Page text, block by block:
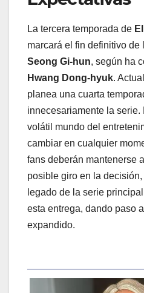
La tercera temporada de
marcará el fin definitivo
Seong Gi-hun, según ha
Hwang Dong-hyuk.
planea una cuarta
innecesariamente la serie.
volátil mundo del
cambiar en cualquier
fans deberán mantenerse
posible giro en la
legado de la serie
esta entrega, dando paso
expandido.